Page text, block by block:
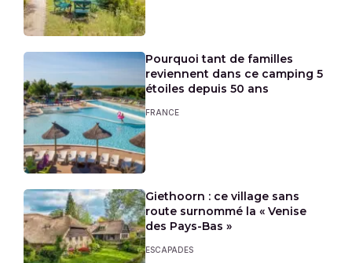
Pourquoi tant de familles
reviennent dans ce camping 5
étoiles depuis 50 ans
FRANCE
Giethoorn : ce village sans
route surnommé la « Venise
des Pays-Bas »
ESCAPADES